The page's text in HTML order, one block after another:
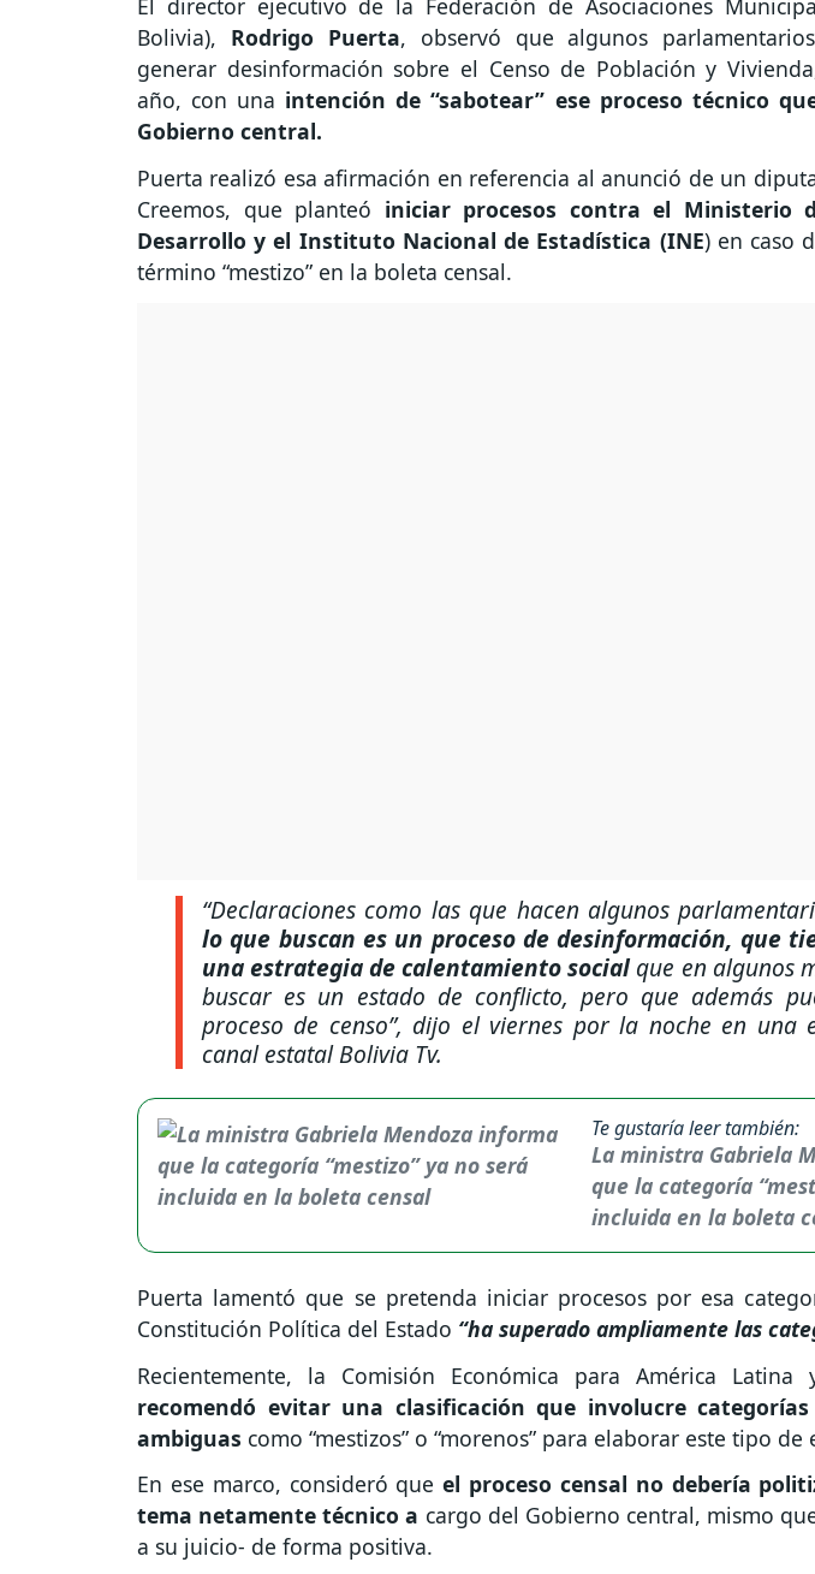
El director ejecutivo de la Federación de Asociaciones
Bolivia), Rodrigo Puerta, observó que algunos
generar desinformación sobre el Censo de Población y
año, con una intención de “sabotear” ese proceso técnico
Gobierno central.
Puerta realizó esa afirmación en referencia al anunció de un
Creemos, que planteó iniciar procesos contra el Ministerio
Desarrollo y el Instituto Nacional de Estadística (INE) en caso
término “mestizo” en la boleta censal.
“Declaraciones como las que hacen algunos
lo que buscan es un proceso de desinformación, que
una estrategia de calentamiento socialque en algunos
buscar es un estado de conflicto, pero que además
proceso de censo”, dijo el viernes por la noche en una
canal estatal Bolivia Tv.
Te gustaría leer también:
La ministra Gabriela
que la categoría
incluida en la boleta
Puerta lamentó que se pretenda iniciar procesos por esa
Constitución Política del Estado “ha superado ampliamente las
Recientemente, la Comisión Económica para América
recomendó evitar una clasificación que involucre
ambiguas como “mestizos” o “morenos” para elaborar este tipo de
En ese marco, consideró queel proceso censal no debería
tema netamente técnico a cargo del Gobierno central, mismo
a su juicio- de forma positiva.